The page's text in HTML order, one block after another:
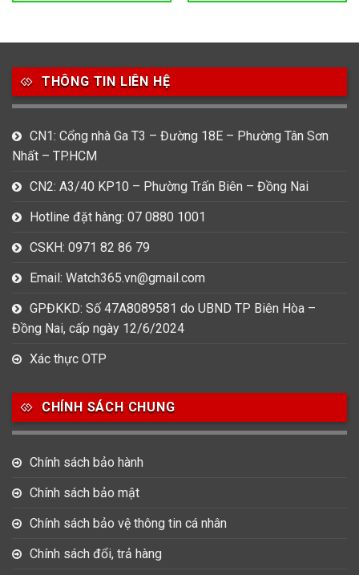
THÔNG TIN LIÊN HỆ
CN1: Cổng nhà Ga T3 – Đường 18E – Phường Tân Sơn
Nhất – TP.HCM
CN2: A3/40 KP10 – Phường Trấn Biên – Đồng Nai
Hotline đặt hàng: 07 0880 1001
CSKH: 0971 82 86 79
Email: Watch365.vn@gmail.com
GPĐKKD: Số 47A8089581 do UBND TP Biên Hòa –
Đồng Nai, cấp ngày 12/6/2024
Xác thực OTP
CHÍNH SÁCH CHUNG
Chính sách bảo hành
Chính sách bảo mật
Chính sách bảo vệ thông tin cá nhân
Chính sách đổi, trả hàng